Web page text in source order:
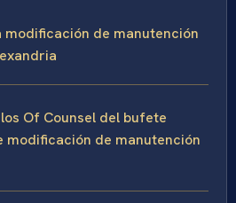
modificación de manutención
Of Counsel del bufete
modificación de manutención